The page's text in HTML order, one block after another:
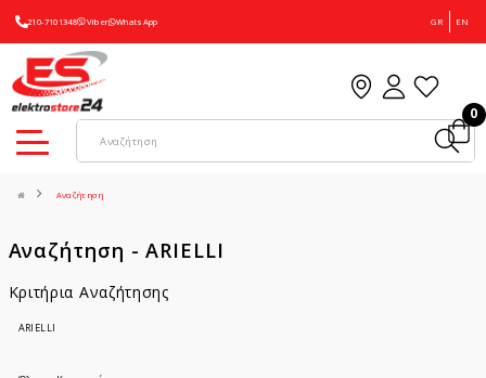
210-7101348 Viber WhatsApp GR EN
0
Αναζήτηση
Αναζήτηση - ARIELLI
Κριτήρια Αναζήτησης